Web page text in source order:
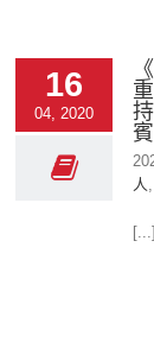
16
04, 2020
人,
[...]